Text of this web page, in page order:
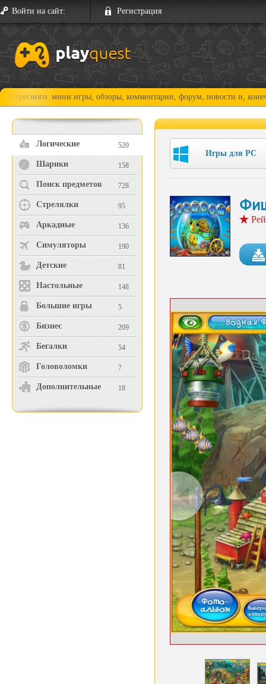
Войти на сайт: Регистрация
мини игры, обзоры, комментарии, форум, новости и, конечно,
Логические 520
Шарики 158
Поиск предметов 728
Стрелялки 95
Аркадные 136
Симуляторы 190
Детские 81
Настольные 148
Большие игры 5
Бизнес 209
Бегалки 54
Головоломки 7
Дополнительные 18
Игры для PC